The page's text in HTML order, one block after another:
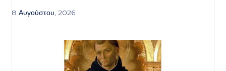
8 Αυγούστου, 2026